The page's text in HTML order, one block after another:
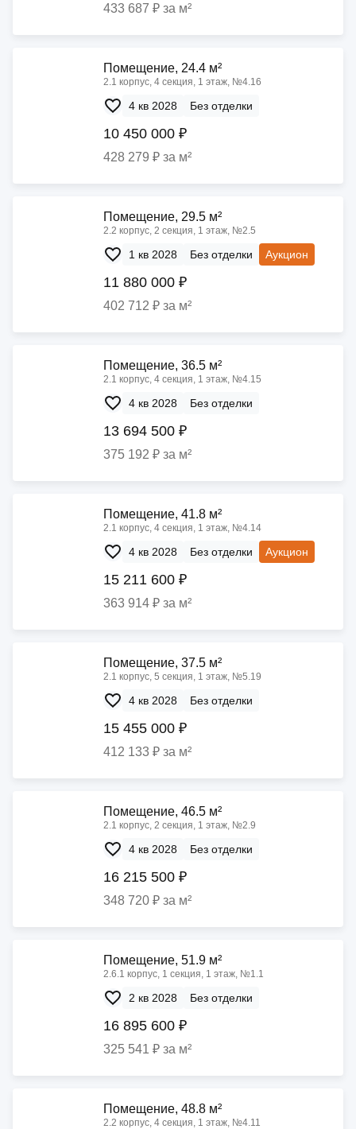
433 687 ₽ за м²
Помещение, 24.4 м²
2.1 корпус, 4 секция, 1 этаж, №4.16
4 кв 2028 Без отделки
10 450 000 ₽
428 279 ₽ за м²
Помещение, 29.5 м²
2.2 корпус, 2 секция, 1 этаж, №2.5
1 кв 2028 Без отделки Аукцион
11 880 000 ₽
402 712 ₽ за м²
Помещение, 36.5 м²
2.1 корпус, 4 секция, 1 этаж, №4.15
4 кв 2028 Без отделки
13 694 500 ₽
375 192 ₽ за м²
Помещение, 41.8 м²
2.1 корпус, 4 секция, 1 этаж, №4.14
4 кв 2028 Без отделки Аукцион
15 211 600 ₽
363 914 ₽ за м²
Помещение, 37.5 м²
2.1 корпус, 5 секция, 1 этаж, №5.19
4 кв 2028 Без отделки
15 455 000 ₽
412 133 ₽ за м²
Помещение, 46.5 м²
2.1 корпус, 2 секция, 1 этаж, №2.9
4 кв 2028 Без отделки
16 215 500 ₽
348 720 ₽ за м²
Помещение, 51.9 м²
2.6.1 корпус, 1 секция, 1 этаж, №1.1
2 кв 2028 Без отделки
16 895 600 ₽
325 541 ₽ за м²
Помещение, 48.8 м²
2.2 корпус, 4 секция, 1 этаж, №4.11